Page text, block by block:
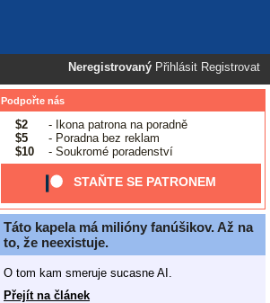
Neregistrovaný Přihlásit Registrovat
Podpořte nás
$2
- Ikona patrona na poradně
$5
- Poradna bez reklam
$10
- Soukromé poradenství
STAŇTE SE PATRONEM
Táto kapela má milióny fanúšikov. Až na
to, že neexistuje.
O tom kam smeruje sucasne AI.
Přejít na článek